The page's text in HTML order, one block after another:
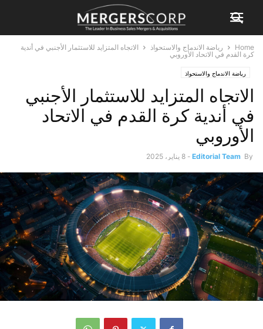
Home رياضة الاندماج والاستحواذ
الاتجاه المتزايد للاستثمار الأجنبي في أندية
كرة القدم في الاتحاد الأوروبي
رياضة الاندماج والاستحواذ
الاتجاه المتزايد للاستثمار الأجنبي
في أندية كرة القدم في الاتحاد
الأوروبي
By
Editorial Team
- 8 يناير، 2025